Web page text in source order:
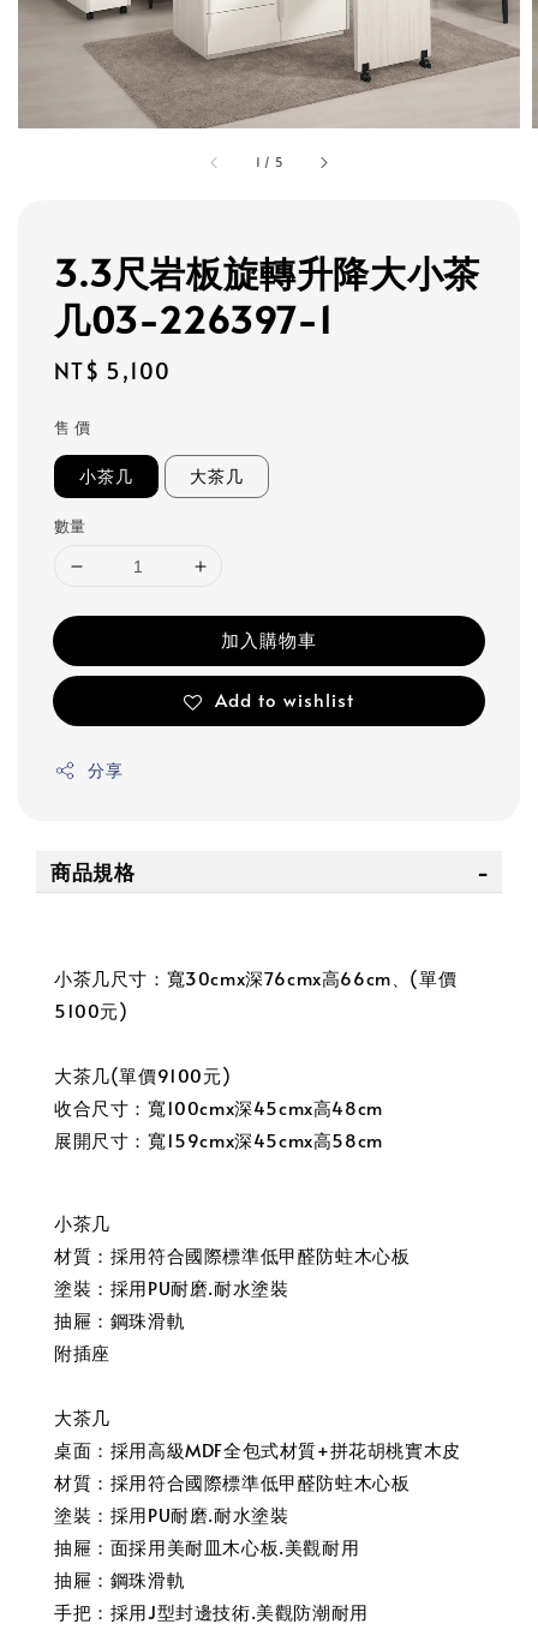
1 / 5
3.3尺岩板旋轉升降大小茶
几03-226397-1
Regular
NT$ 5,100
售 價
小茶几 大茶几
數量
加入購物車
Add to wishlist
分享
商品規格
小茶几尺寸：寬30cmx深76cmx高66cm、(單價
5100元)
大茶几(單價9100元)
收合尺寸：寬100cmx深45cmx高48cm
展開尺寸：寬159cmx深45cmx高58cm
小茶几
材質：採用符合國際標準低甲醛防蛀木心板
塗裝：採用PU耐磨.耐水塗裝
抽屜：鋼珠滑軌
附插座
大茶几
桌面：採用高級MDF全包式材質+拼花胡桃實木皮
材質：採用符合國際標準低甲醛防蛀木心板
塗裝：採用PU耐磨.耐水塗裝
抽屜：面採用美耐皿木心板.美觀耐用
抽屜：鋼珠滑軌
手把：採用J型封邊技術.美觀防潮耐用